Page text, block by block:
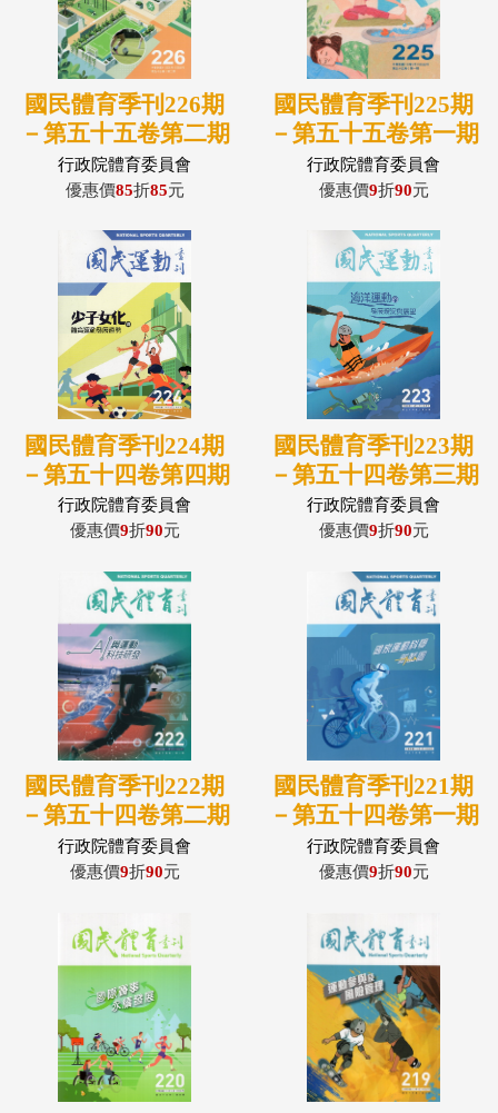
國民體育季刊226期
－第五十五卷第二期
(115/06)
行政院體育委員會
優惠價85折85元
國民體育季刊225期
－第五十五卷第一期
(115/05)
行政院體育委員會
優惠價9折90元
國民體育季刊224期
－第五十四卷第四期
(115/02)
行政院體育委員會
優惠價9折90元
國民體育季刊223期
－第五十四卷第三期
(114/11)
行政院體育委員會
優惠價9折90元
國民體育季刊222期
－第五十四卷第二期
(114/06)
行政院體育委員會
優惠價9折90元
國民體育季刊221期
－第五十四卷第一期
(114/03)
行政院體育委員會
優惠價9折90元